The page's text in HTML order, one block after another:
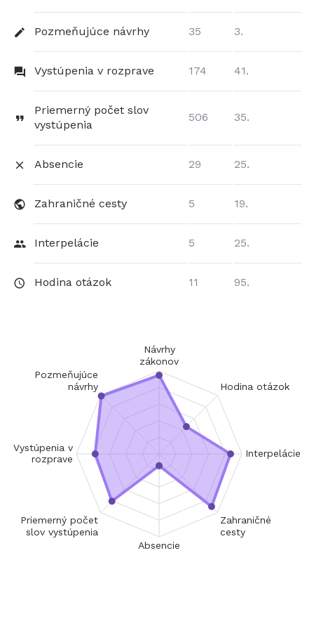
Pozmeňujúce návrhy 35 3.
Vystúpenia v rozprave 174 41.
Priemerný počet slov
vystúpenia
506 35.
Absencie 29 25.
Zahraničné cesty 5 19.
Interpelácie 5 25.
Hodina otázok 11 95.